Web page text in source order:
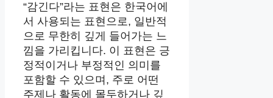
“감긴다”라는 표현은 한국어에
서 사용되는 표현으로, 일반적
으로 무한히 깊게 들어가는 느
낌을 가리킵니다. 이 표현은 긍
정적이거나 부정적인 의미를
포함할 수 있으며, 주로 어떤
주제나 활동에 몰두하거나 깊